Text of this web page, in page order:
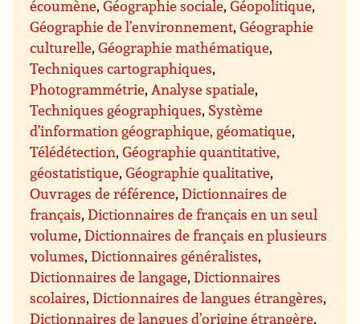
écoumène,Géographie sociale,Géopolitique,
Géographie de l’environnement,Géographie
culturelle,Géographie mathématique,
Techniques cartographiques,
Photogrammétrie, Analyse spatiale,
Techniques géographiques, Système
d’information géographique, géomatique,
Télédétection,Géographie quantitative,
géostatistique,Géographie qualitative,
Ouvrages de référence,Dictionnaires de
français,Dictionnaires de français en un seul
volume,Dictionnaires de français en plusieurs
volumes,Dictionnaires généralistes,
Dictionnaires de langage,Dictionnaires
scolaires,Dictionnaires de langues étrangères,
Dictionnaires de langues d’origine étrangère,